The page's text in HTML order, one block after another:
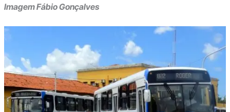
Imagem Fábio Gonçalves